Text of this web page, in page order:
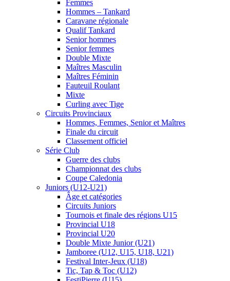
Femmes
Hommes – Tankard
Caravane régionale
Qualif Tankard
Senior hommes
Senior femmes
Double Mixte
Maîtres Masculin
Maîtres Féminin
Fauteuil Roulant
Mixte
Curling avec Tige
Circuits Provinciaux
Hommes, Femmes, Senior et Maîtres
Finale du circuit
Classement officiel
Série Club
Guerre des clubs
Championnat des clubs
Coupe Caledonia
Juniors (U12-U21)
Âge et catégories
Circuits Juniors
Tournois et finale des régions U15
Provincial U18
Provincial U20
Double Mixte Junior (U21)
Jamboree (U12, U15, U18, U21)
Festival Inter-Jeux (U18)
Tic, Tap & Toc (U12)